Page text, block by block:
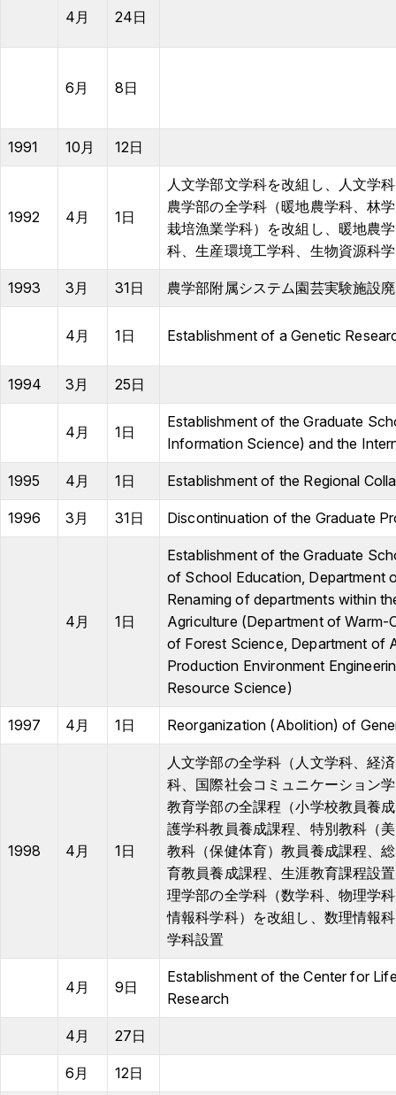
4月 24日
6月 8日
1991 10月 12日
1992 4月 1日
人文学部文学科を改組し、人文学
農学部の全学科（暖地農学科、林
栽培漁業学科）を改組し、暖地農
科、生産環境工学科、生物資源科
1993 3月 31日 農学部附属システム園芸実験施設
4月 1日 Establishment of a Genetic
1994 3月 25日
4月 1日
Establishment of the Graduate
Information Science) and the
1995 4月 1日 Establishment of the Regional
1996 3月 31日 Discontinuation of the Graduate
4月 1日
Establishment of the Graduate
of School Education, Department
Renaming of departments within
Agriculture (Department of Warm-
of Forest Science, Department of
Production Environment
Resource Science)
1997 4月 1日 Reorganization (Abolition) of
1998 4月 1日
人文学部の全学科（人文学科、経
科、国際社会コミュニケーション
教育学部の全課程（小学校教員養
護学科教員養成課程、特別教科（
教科（保健体育）教員養成課程、
育教員養成課程、生涯教育課程設置
理学部の全学科（数学科、物理学
情報科学科）を改組し、数理情報
学科設置
4月 9日
Establishment of the Center for
Research
4月 27日
6月 12日